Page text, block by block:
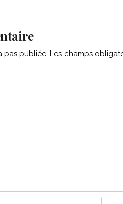
pas publiée. Les champs